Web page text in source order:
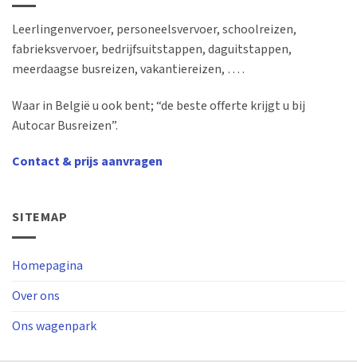
Leerlingenvervoer, personeelsvervoer, schoolreizen,
fabrieksvervoer, bedrijfsuitstappen, daguitstappen,
meerdaagse busreizen, vakantiereizen, … .
Waar in België u ook bent; “de beste offerte krijgt u bij
Autocar Busreizen”.
Contact & prijs aanvragen
SITEMAP
Homepagina
Over ons
Ons wagenpark